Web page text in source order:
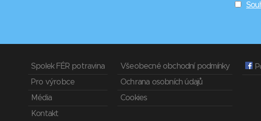
Spolek FÉR potravina
Pro výrobce
Média
Kontakt
Všeobecné obchodní podmínky
Ochrana osobních údajů
Cookies